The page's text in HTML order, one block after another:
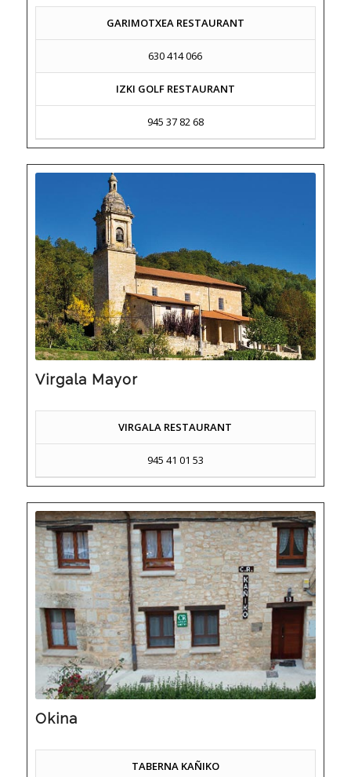
GARIMOTXEA RESTAURANT
630 414 066
IZKI GOLF RESTAURANT
945 37 82 68
Virgala Mayor
VIRGALA RESTAURANT
945 41 01 53
Okina
TABERNA KAÑIKO